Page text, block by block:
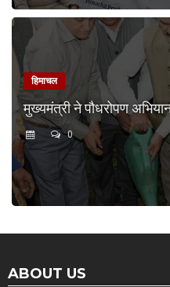
हिमाचल
मुख्यमंत्री ने पौधरोपण
0
ABOUT US